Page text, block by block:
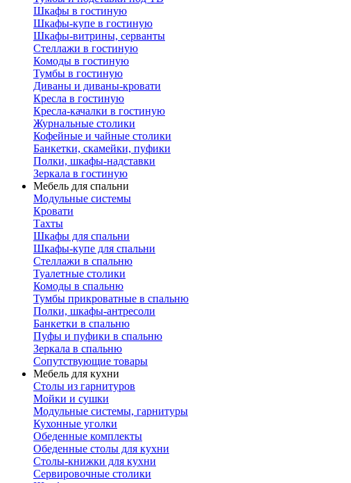
Шкафы в гостиную
Шкафы-купе в гостиную
Шкафы-витрины, серванты
Стеллажи в гостиную
Комоды в гостиную
Тумбы в гостиную
Диваны и диваны-кровати
Кресла в гостиную
Кресла-качалки в гостиную
Журнальные столики
Кофейные и чайные столики
Банкетки, скамейки, пуфики
Полки, шкафы-надставки
Зеркала в гостиную
Мебель для спальни
Модульные системы
Кровати
Тахты
Шкафы для спальни
Шкафы-купе для спальни
Стеллажи в спальню
Туалетные столики
Комоды в спальню
Тумбы прикроватные в спальню
Полки, шкафы-антресоли
Банкетки в спальню
Пуфы и пуфики в спальню
Зеркала в спальню
Сопутствующие товары
Мебель для кухни
Столы из гарнитуров
Мойки и сушки
Модульные системы, гарнитуры
Кухонные уголки
Обеденные комплекты
Обеденные столы для кухни
Столы-книжки для кухни
Сервировочные столики